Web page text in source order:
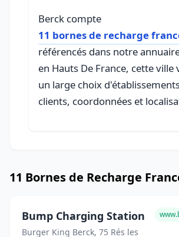
Berck compte
11 bornes de recharge
référencés dans notre
en Hauts De France, cette
un large choix
clients, coordonnées et
11 Bornes de Recharge
Bump Charging Station
Burger King Berck, 75 Rés les